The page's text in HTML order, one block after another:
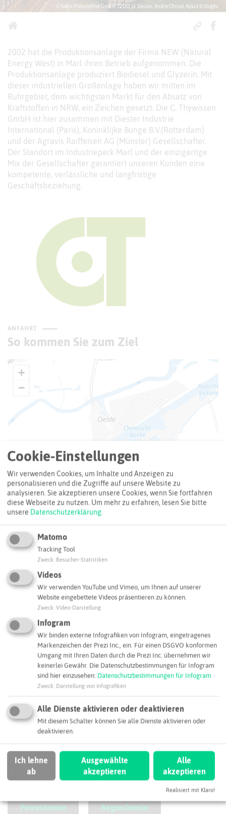
© Sabic Polyolefine GmbH, TZDO, U. Geisler, Andre Chrost, Aykut Erdogdu
2002 hat die Produktionsanlage der Firma NEW (Natural
Energy West) in Marl ihren Betrieb aufgenommen. Die
Produktionsanlage produziert Biodiesel und Glyzerin. Mit
dieser industriellen Großanlage haben wir mitten im
Ruhrgebiet, dem wichtigsten Markt für den Absatz von
Kraftstoffen in NRW, ein Zeichen gesetzt. Die C. Thywissen
GmbH ist hier zusammen mit Diester Industrie
International (Paris), Koninklijke Bunge B.V.(Rotterdam)
und der Agravis Raiffeisen AG (Münster) Gesellschafter.
Der Standort im Industriepark Marl und der einzigartige
Mix der Gesellschafter garantiert unseren Kunden eine
kompetente, verlässliche und langfristige
Geschäftsbeziehung.
ANFAHRT
So kommen Sie zum Ziel
+
−
Adresse:
NEW - Natural Energy West GmbH
Paul-Baumann-Straße 1
45772 Marl
frank.kohl@natural-energy-west.de
Webseite
So ordnen wir dieses Unternehmen ein
Basischemie (anorganisch, organisch)
Petrochemie Regiochemie
Cookie-Einstellungen
Wir verwenden Cookies, um Inhalte und Anzeigen zu
personalisieren und die Zugriffe auf unsere Website zu
analysieren. Sie akzeptieren unsere Cookies, wenn Sie fortfahren
diese Webseite zu nutzen. Um mehr zu erfahren, lesen Sie bitte
unsere Datenschutzerklärung.
Matomo
Tracking Tool
Zweck Besucher-Statistiken
Videos
Wir verwenden YouTube und Vimeo, um Ihnen auf unserer
Website eingebettete Videos präsentieren zu können.
Zweck Video-Darstellung
Infogram
Wir binden externe Infografiken von Infogram, eingetragenes
Markenzeichen der Prezi Inc., ein. Für einen DSGVO konformen
Umgang mit Ihren Daten durch die Prezi Inc. übernehmen wir
keinerlei Gewähr. Die Datenschutzbestimmungen für Infogram
sind hier einzusehen: Datenschutzbestimmungen für Infogram
Zweck Darstellung von Infografiken
Alle Dienste aktivieren oder deaktivieren
Mit diesem Schalter können Sie alle Dienste aktivieren oder
deaktivieren.
Ich lehne
ab
Ausgewählte
akzeptieren
Alle
akzeptieren
Realisiert mit Klaro!